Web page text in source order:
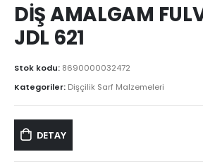
DİŞ AMALGAM
JDL 621
Stok kodu: 8690000032472
Kategoriler: Dişçilik Sarf Malzemeleri
DETAY